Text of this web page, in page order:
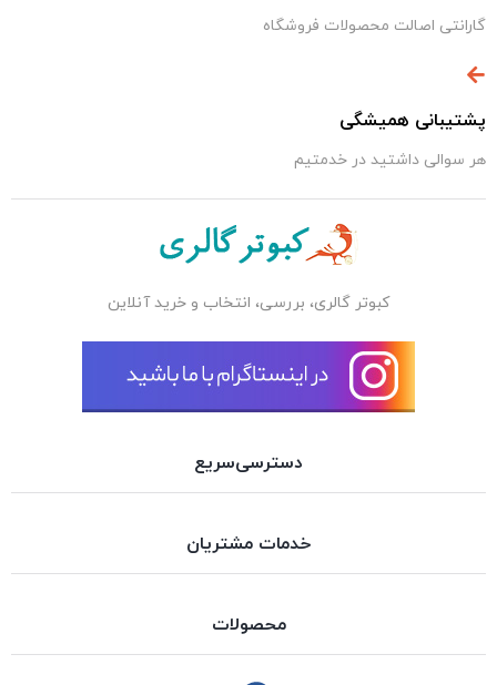
گارانتی اصالت محصولات فروشگاه
پشتیبانی همیشگی
هر سوالی داشتید در خدمتیم
کبوتر گالری، بررسی، انتخاب و خرید آنلاین
دسترسی‌سریع
خدمات مشتریان
محصولات